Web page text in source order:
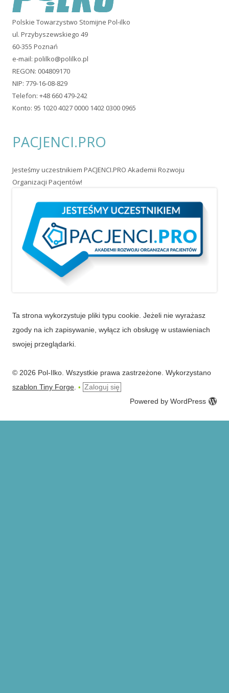
Polskie Towarzystwo Stomijne Pol-ilko
ul. Przybyszewskiego 49
60-355 Poznań
e-mail: polilko@polilko.pl
REGON: 004809170
NIP: 779-16-08-829
Telefon: +48 660 479-242
Konto: 95 1020 4027 0000 1402 0300 0965
PACJENCI.PRO
Jesteśmy uczestnikiem PACJENCI.PRO Akademii Rozwoju
Organizacji Pacjentów!
Ta strona wykorzystuje pliki typu cookie. Jeżeli nie wyrażasz
zgody na ich zapisywanie, wyłącz ich obsługę w ustawieniach
swojej przeglądarki.
© 2026 Pol-Ilko. Wszystkie prawa zastrzeżone. Wykorzystano
szablon Tiny Forge • Zaloguj się
Powered by WordPress